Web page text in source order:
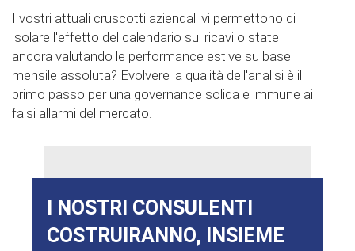
I vostri attuali cruscotti aziendali vi permettono di
isolare l'effetto del calendario sui ricavi o state
ancora valutando le performance estive su base
mensile assoluta? Evolvere la qualità dell'analisi è il
primo passo per una governance solida e immune ai
falsi allarmi del mercato.
I NOSTRI CONSULENTI
COSTRUIRANNO, INSIEME